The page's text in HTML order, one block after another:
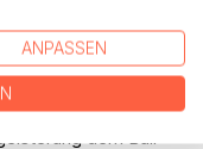
nicht immer
Trikots aus
jagten wir
ANPASSEN